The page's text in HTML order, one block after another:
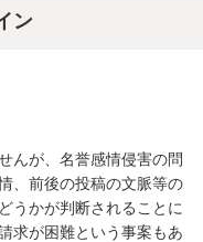
ン
んが、名誉感情侵害の問
、前後の投稿の文脈等の
うかが判断されることに
求が困難という事案もあ